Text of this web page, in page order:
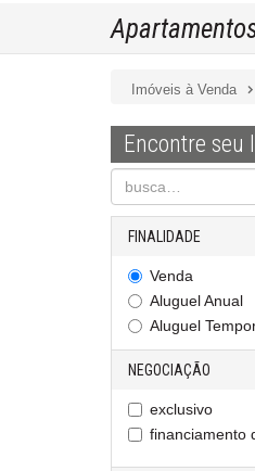
Imóveis à Venda
Encontre seu
FINALIDADE
Venda
Aluguel Anual
Aluguel
NEGOCIAÇÃO
exclusivo
financiamento